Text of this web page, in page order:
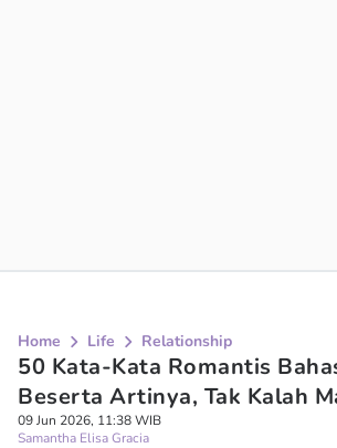
Home Life Relationship
50 Kata-Kata Romantis
Beserta Artinya, Tak Kalah
09 Jun 2026, 11:38 WIB
Samantha Elisa Gracia